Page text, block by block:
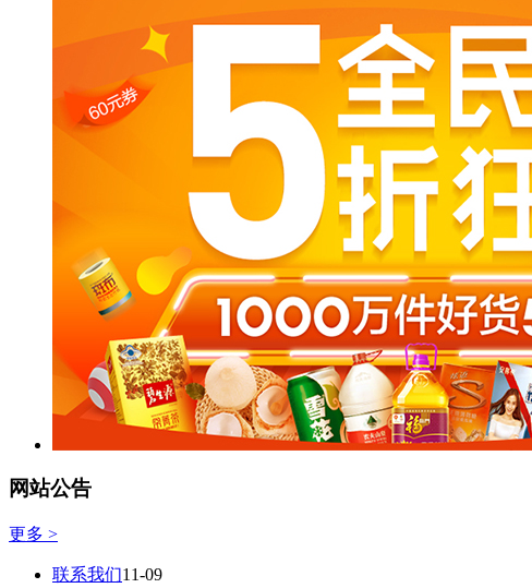
网站公告
更多 >
联系我们11-09